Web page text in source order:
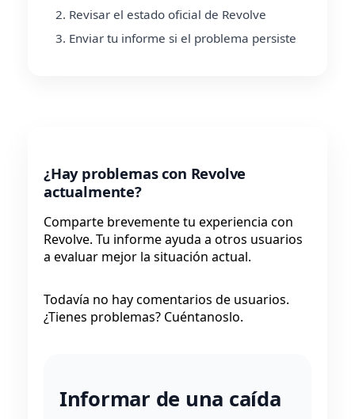
Revisar el estado oficial de Revolve
Enviar tu informe si el problema persiste
¿Hay problemas con Revolve
actualmente?
Comparte brevemente tu experiencia con
Revolve. Tu informe ayuda a otros usuarios
a evaluar mejor la situación actual.
Todavía no hay comentarios de usuarios.
¿Tienes problemas? Cuéntanoslo.
Informar de una caída